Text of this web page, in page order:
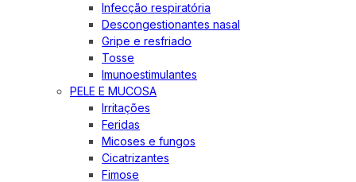
Infecção respiratória
Descongestionantes nasal
Gripe e resfriado
Tosse
Imunoestimulantes
PELE E MUCOSA
Irritações
Feridas
Micoses e fungos
Cicatrizantes
Fimose